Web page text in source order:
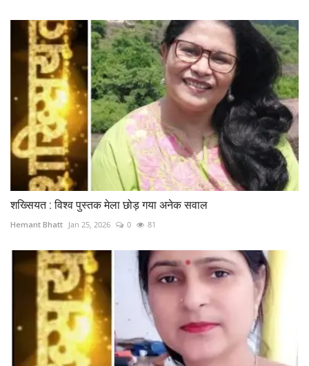
शख्सियत : विश्व पुस्तक मेला छोड़ गया अनेक सवाल
Hemant Bhatt Jan 25, 2026 0 81